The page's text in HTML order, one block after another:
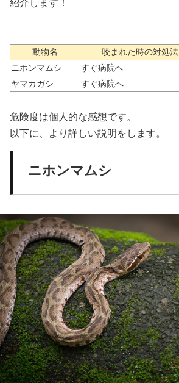
紹介します！
動物名 咬まれた時の対処法
ニホンマムシ
すぐ病院へ
ヤマカガシ
すぐ病院へ
危険度は個人的な感想です。
以下に、より詳しい説明をします。
ニホンマムシ